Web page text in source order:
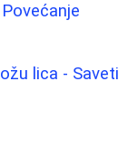
lica - Saveti